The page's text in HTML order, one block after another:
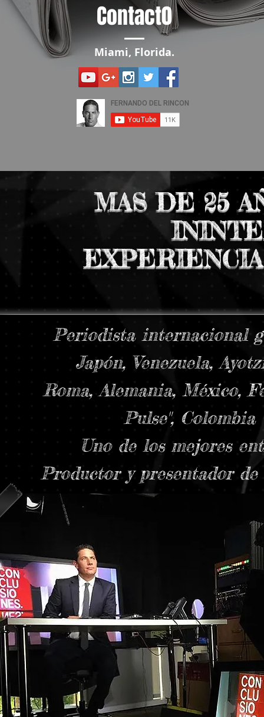
Contact0
Miami, Florida.
MAS DE 25
Periodista internacional
Japón, Venezuela,
Roma, Alemania, México,
Pulse", Colombia
Uno de los mejores
Productor y presentador de